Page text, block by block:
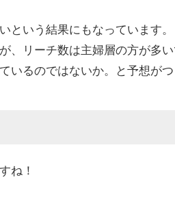
いう結果にもなっています。
リーチ数は主婦層の方が多い
るのではないか。と予想がつ
ね！